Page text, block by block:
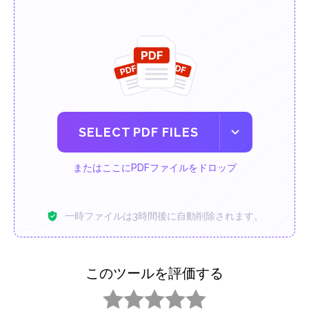
SELECT PDF FILES
またはここにPDFファイルをドロップ
一時ファイルは3時間後に自動削除されます。
このツールを評価する